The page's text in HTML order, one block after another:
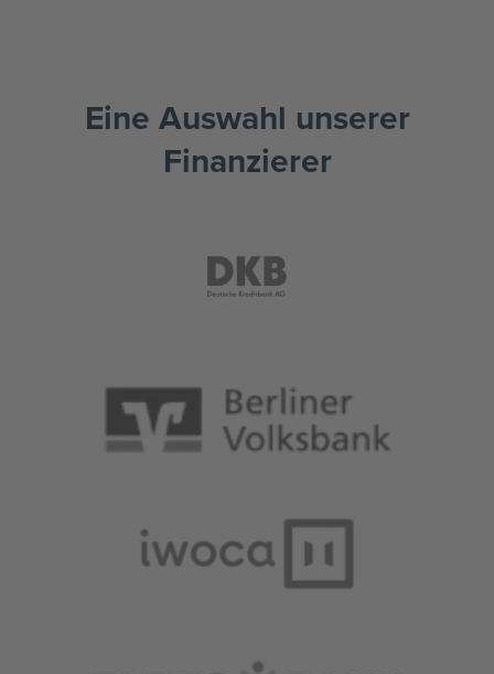
Eine Auswahl unserer
Finanzierer